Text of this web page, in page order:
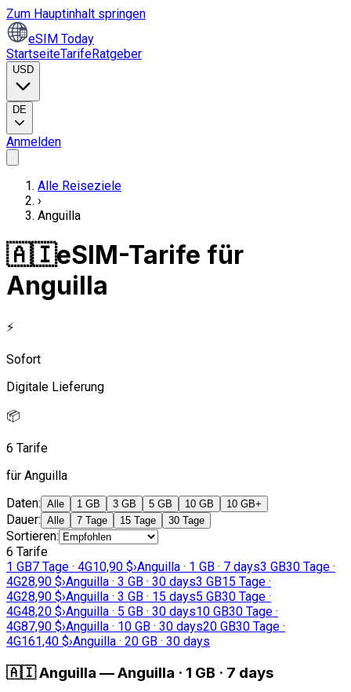
Zum Hauptinhalt springen
eSIM Today
StartseiteTarifeRatgeber
USD
DE
Anmelden
Alle Reiseziele
›
Anguilla
🇦🇮eSIM-Tarife für
Anguilla
⚡
Sofort
Digitale Lieferung
📦
6 Tarife
für Anguilla
Daten: Alle 1 GB 3 GB 5 GB 10 GB 10 GB+
Dauer: Alle 7 Tage 15 Tage 30 Tage
Sortieren:
6 Tarife
1 GB7 Tage · 4G10,90 $›Anguilla · 1 GB · 7 days3 GB30 Tage ·
4G28,90 $›Anguilla · 3 GB · 30 days3 GB15 Tage ·
4G28,90 $›Anguilla · 3 GB · 15 days5 GB30 Tage ·
4G48,20 $›Anguilla · 5 GB · 30 days10 GB30 Tage ·
4G87,90 $›Anguilla · 10 GB · 30 days20 GB30 Tage ·
4G161,40 $›Anguilla · 20 GB · 30 days
🇦🇮Anguilla —Anguilla · 1 GB · 7 days